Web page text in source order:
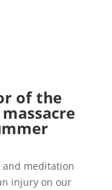
of the
meditation
injury on our